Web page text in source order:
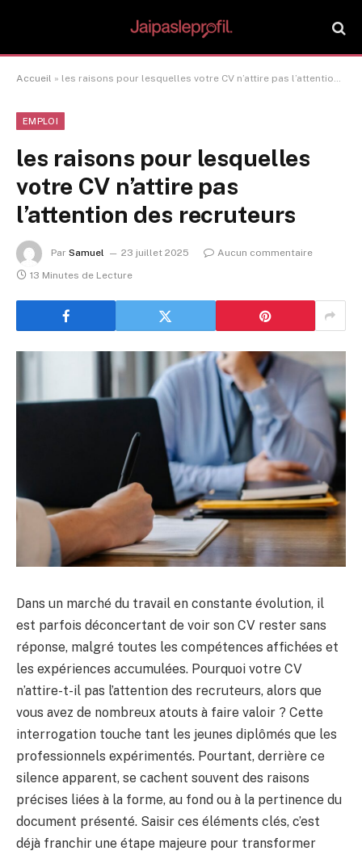
Accueil » les raisons pour lesquelles votre CV n’attire pas l’attention des recruteurs
EMPLOI
les raisons pour lesquelles
votre CV n’attire pas
l’attention des recruteurs
Par Samuel 23 juillet 2025
Aucun commentaire
13 Minutes de Lecture
Dans un marché du travail en constante évolution, il
est parfois déconcertant de voir son CV rester sans
réponse, malgré toutes les compétences affichées et
les expériences accumulées. Pourquoi votre CV
n’attire-t-il pas l’attention des recruteurs, alors que
vous avez de nombreux atouts à faire valoir ? Cette
interrogation touche tant les jeunes diplômés que les
professionnels expérimentés. Pourtant, derrière ce
silence apparent, se cachent souvent des raisons
précises liées à la forme, au fond ou à la pertinence du
document présenté. Saisir ces éléments clés, c’est
déjà franchir une étape majeure pour transformer